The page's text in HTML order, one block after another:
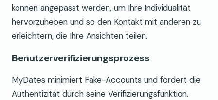
können angepasst werden, um Ihre Individualität
hervorzuheben und so den Kontakt mit anderen zu
erleichtern, die Ihre Ansichten teilen.
Benutzerverifizierungsprozess
MyDates minimiert Fake-Accounts und fördert die
Authentizität durch seine Verifizierungsfunktion.